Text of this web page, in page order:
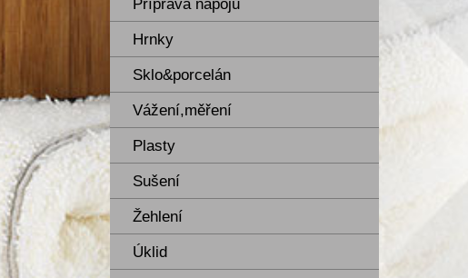
Příprava nápojů
Hrnky
Sklo&porcelán
Vážení,měření
Plasty
Sušení
Žehlení
Úklid